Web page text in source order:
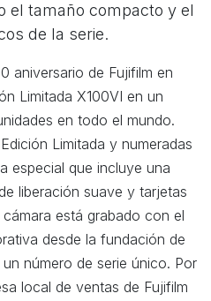
el tamaño compacto y el
de la serie.
aniversario de Fujifilm en
Limitada X100VI en un
en todo el mundo.
Limitada y numeradas
especial que incluye una
liberación suave y tarjetas
está grabado con el
desde la fundación de
número de serie único. Por
local de ventas de Fujifilm